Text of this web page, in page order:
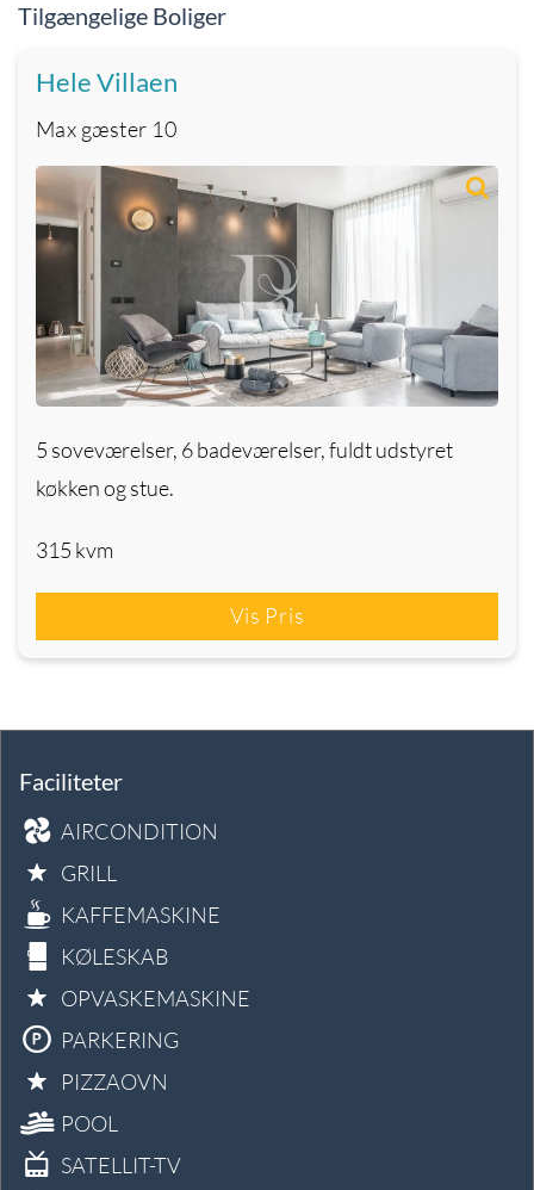
Tilgængelige Boliger
Hele Villaen
Max gæster 10
5 soveværelser, 6 badeværelser, fuldt udstyret
køkken og stue.
315 kvm
Vis Pris
Faciliteter
AIRCONDITION
GRILL
KAFFEMASKINE
KØLESKAB
OPVASKEMASKINE
PARKERING
PIZZAOVN
POOL
SATELLIT-TV